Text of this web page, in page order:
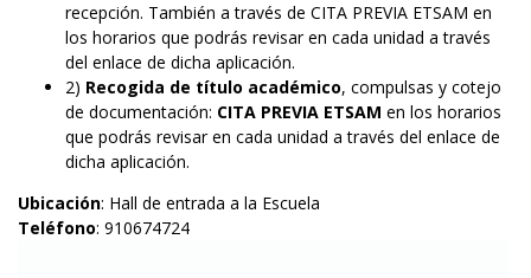
recepción. También a través de CITA PREVIA ETSAM en
los horarios que podrás revisar en cada unidad a través
del enlace de dicha aplicación.
2) Recogida de título académico, compulsas y cotejo
de documentación: CITA PREVIA ETSAM en los horarios
que podrás revisar en cada unidad a través del enlace de
dicha aplicación.
Ubicación: Hall de entrada a la Escuela
Teléfono: 910674724